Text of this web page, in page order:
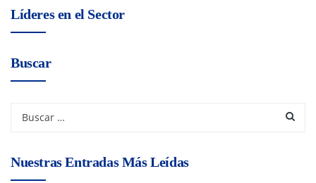
Líderes en el Sector
Buscar
Nuestras Entradas Más Leídas